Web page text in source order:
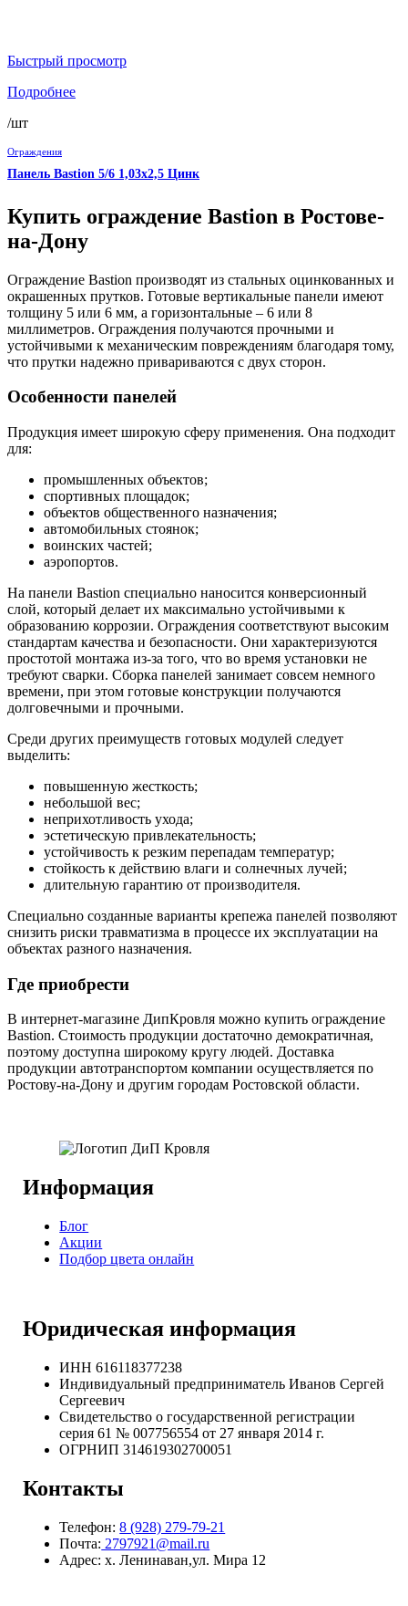
Быстрый просмотр
Подробнее
/шт
Ограждения
Панель Bastion 5/6 1,03х2,5 Цинк
Купить ограждение Bastion в Ростове-
на-Дону
Ограждение Bastion производят из стальных оцинкованных и
окрашенных прутков. Готовые вертикальные панели имеют
толщину 5 или 6 мм, а горизонтальные – 6 или 8
миллиметров. Ограждения получаются прочными и
устойчивыми к механическим повреждениям благодаря тому,
что прутки надежно привариваются с двух сторон.
Особенности панелей
Продукция имеет широкую сферу применения. Она подходит
для:
промышленных объектов;
спортивных площадок;
объектов общественного назначения;
автомобильных стоянок;
воинских частей;
аэропортов.
На панели Bastion специально наносится конверсионный
слой, который делает их максимально устойчивыми к
образованию коррозии. Ограждения соответствуют высоким
стандартам качества и безопасности. Они характеризуются
простотой монтажа из-за того, что во время установки не
требуют сварки. Сборка панелей занимает совсем немного
времени, при этом готовые конструкции получаются
долговечными и прочными.
Среди других преимуществ готовых модулей следует
выделить:
повышенную жесткость;
небольшой вес;
неприхотливость ухода;
эстетическую привлекательность;
устойчивость к резким перепадам температур;
стойкость к действию влаги и солнечных лучей;
длительную гарантию от производителя.
Специально созданные варианты крепежа панелей позволяют
снизить риски травматизма в процессе их эксплуатации на
объектах разного назначения.
Где приобрести
В интернет-магазине ДипКровля можно купить ограждение
Bastion. Стоимость продукции достаточно демократичная,
поэтому доступна широкому кругу людей. Доставка
продукции автотранспортом компании осуществляется по
Ростову-на-Дону и другим городам Ростовской области.
Информация
Блог
Акции
Подбор цвета онлайн
Юридическая информация
ИНН 616118377238
Индивидуальный предприниматель Иванов Сергей
Сергеевич
Свидетельство о государственной регистрации
серия 61 № 007756554 от 27 января 2014 г.
ОГРНИП314619302700051
Контакты
Телефон:8 (928) 279-79-21
Почта: 2797921@mail.ru
Адрес: х. Ленинаван,ул. Мира 12